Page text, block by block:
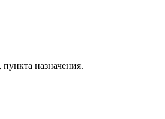
назначения.